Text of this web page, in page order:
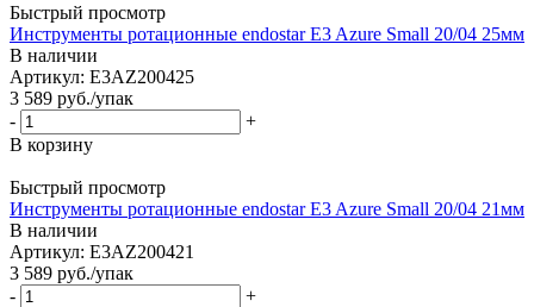
Быстрый просмотр
Инструменты ротационные endostar E3 Azure Small 20/04 25мм
В наличии
Артикул: E3AZ200425
3 589 руб./упак
-
+
В корзину
Быстрый просмотр
Инструменты ротационные endostar E3 Azure Small 20/04 21мм
В наличии
Артикул: E3AZ200421
3 589 руб./упак
-
+